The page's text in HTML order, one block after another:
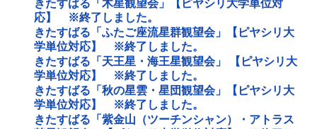
きたすばる「木星観望会」【ピヤシリ大学単位対
応】 ※終了しました。
きたすばる「ふたご座流星群観望会」【ピヤシリ大
学単位対応】 ※終了しました。
きたすばる「天王星・海王星観望会」 【ピヤシリ大
学単位対応】 ※終了しました。
きたすばる「秋の星雲・星団観望会」【ピヤシリ大
学単位対応】 ※終了しました。
きたすばる「紫金山（ツーチンシャン）・アトラス